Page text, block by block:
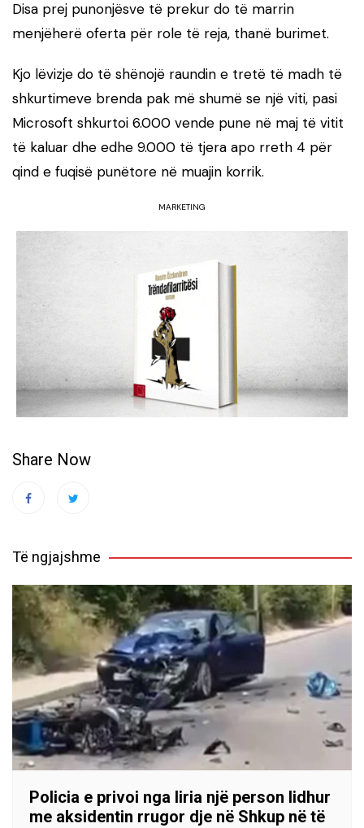
Disa prej punonjësve të prekur do të marrin
menjëherë oferta për role të reja, thanë burimet.
Kjo lëvizje do të shënojë raundin e tretë të madh të
shkurtimeve brenda pak më shumë se një viti, pasi
Microsoft shkurtoi 6.000 vende pune në maj të vitit
të kaluar dhe edhe 9.000 të tjera apo rreth 4 për
qind e fuqisë punëtore në muajin korrik.
MARKETING
Share Now
Të ngjajshme
Policia e privoi nga liria një person lidhur
me aksidentin rrugor dje në Shkup në të